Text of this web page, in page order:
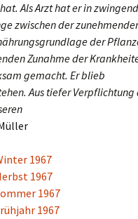
Als Arzt hat er in
zwischen der
der
Zunahme der
gemacht. Er blieb
Aus tiefer Verpflichtung
1967
1967
1967
1967